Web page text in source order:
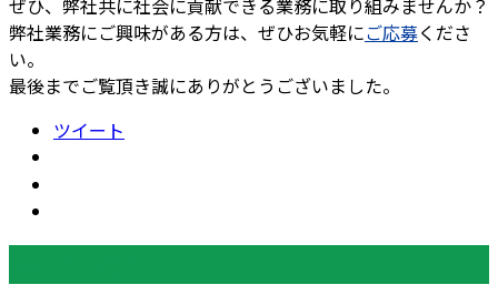
弊社業務にご興味がある方は、ぜひお気軽にご応募くださ
い。
最後までご覧頂き誠にありがとうございました。
ツイート